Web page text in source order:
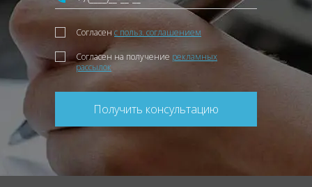
Согласен с польз. соглашением
Согласен на получение рекламных
рассылок
Получить консультацию